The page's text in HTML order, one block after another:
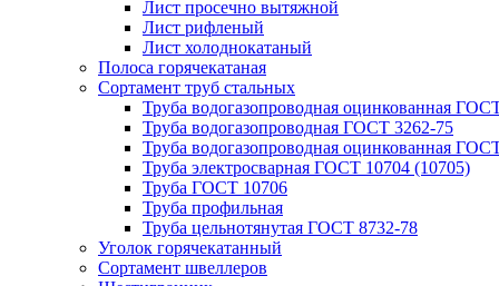
Лист просечно вытяжной
Лист рифленый
Лист холоднокатаный
Полоса горячекатаная
Сортамент труб стальных
Труба водогазопроводная оцинкованная
Труба водогазопроводная ГОСТ 3262-75
Труба водогазопроводная оцинкованная
Труба электросварная ГОСТ 10704 (10705)
Труба ГОСТ 10706
Труба профильная
Труба цельнотянутая ГОСТ 8732-78
Уголок горячекатанный
Сортамент швеллеров